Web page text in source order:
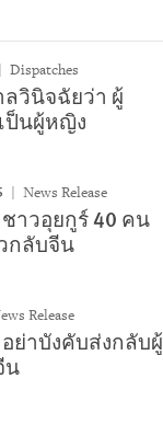
Dispatches
วินิจฉัยว่า ผู้
ป็นผู้หญิง
News Release
าวอุยกูร์ 40 คน
กลับจีน
Release
ย่าบังคับส่งกลับผู้
น